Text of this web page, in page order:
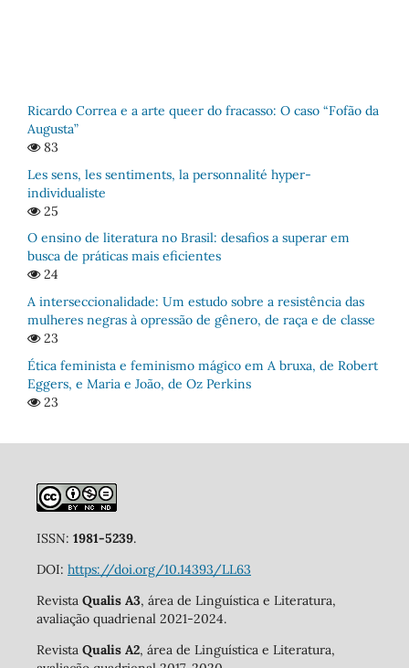
Ricardo Correa e a arte queer do fracasso: O caso “Fofão da
Augusta”
83
Les sens, les sentiments, la personnalité hyper-
individualiste
25
O ensino de literatura no Brasil: desafios a superar em
busca de práticas mais eficientes
24
A interseccionalidade: Um estudo sobre a resistência das
mulheres negras à opressão de gênero, de raça e de classe
23
Ética feminista e feminismo mágico em A bruxa, de Robert
Eggers, e Maria e João, de Oz Perkins
23
ISSN: 1981-5239.
DOI: https://doi.org/10.14393/LL63
Revista Qualis A3, área de Linguística e Literatura,
avaliação quadrienal 2021-2024.
Revista Qualis A2, área de Linguística e Literatura,